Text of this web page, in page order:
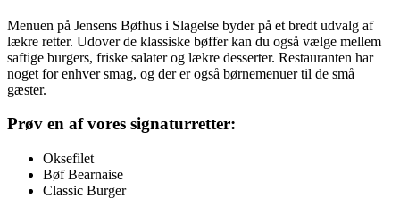
Menuen på Jensens Bøfhus i Slagelse byder på et bredt udvalg af
lækre retter. Udover de klassiske bøffer kan du også vælge mellem
saftige burgers, friske salater og lækre desserter. Restauranten har
noget for enhver smag, og der er også børnemenuer til de små
gæster.
Prøv en af vores signaturretter:
Oksefilet
Bøf Bearnaise
Classic Burger